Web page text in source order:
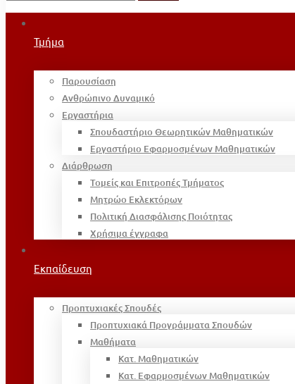
for:
Τμήμα
Παρουσίαση
Ανθρώπινο Δυναμικό
Εργαστήρια
Σπουδαστήριο Θεωρητικών Μαθηματικών
Εργαστήριο Εφαρμοσμένων Μαθηματικών
Διάρθρωση
Τομείς και Επιτροπές Τμήματος
Μητρώο Εκλεκτόρων
Πολιτική Διασφάλισης Ποιότητας
Χρήσιμα έγγραφα
Εκπαίδευση
Προπτυχιακές Σπουδές
Προπτυχιακά Προγράμματα Σπουδών
Μαθήματα
Κατ. Μαθηματικών
Κατ. Εφαρμοσμένων Μαθηματικών